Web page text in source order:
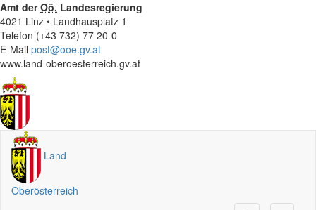
Amt derOö. Landesregierung
4021 Linz • Landhausplatz 1
Telefon (+43 732) 77 20-0
E-Mail post@ooe.gv.at
www.land-oberoesterreich.gv.at
Land
Oberösterreich